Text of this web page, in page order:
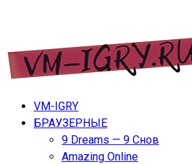
к
содержимому
VM-IGRY — игры дл ПК, ноутбуков,
телефонов.
VM-IGRY
БРАУЗЕРНЫЕ
9 Dreams — 9 Снов
Amazing Online